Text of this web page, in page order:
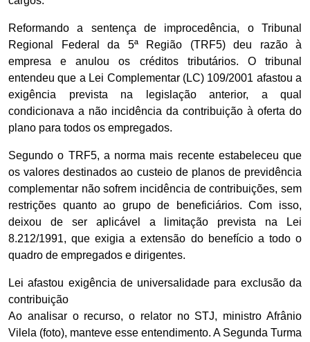
Reformando a sentença de improcedência, o Tribunal
Regional Federal da 5ª Região (TRF5) deu razão à
empresa e anulou os créditos tributários. O tribunal
entendeu que a Lei Complementar (LC) 109/2001 afastou a
exigência prevista na legislação anterior, a qual
condicionava a não incidência da contribuição à oferta do
plano para todos os empregados.
Segundo o TRF5, a norma mais recente estabeleceu que
os valores destinados ao custeio de planos de previdência
complementar não sofrem incidência de contribuições, sem
restrições quanto ao grupo de beneficiários. Com isso,
deixou de ser aplicável a limitação prevista na Lei
8.212/1991, que exigia a extensão do benefício a todo o
quadro de empregados e dirigentes.
Lei afastou exigência de universalidade para exclusão da
contribuição
Ao analisar o recurso, o relator no STJ, ministro Afrânio
Vilela (foto), manteve esse entendimento. A Segunda Turma